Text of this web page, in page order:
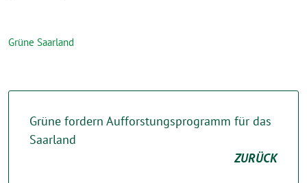
Grüne Saarland
Grüne fordern Aufforstungsprogramm für das
Saarland
ZURÜCK